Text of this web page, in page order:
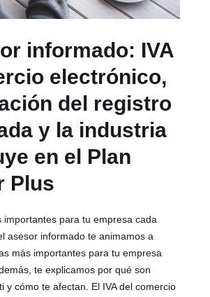
informado: IVA
electrónico,
del registro
y la industria
en el Plan
Plus
importantes para tu empresa cada
asesor informado te animamos a
más importantes para tu empresa
te explicamos por qué son
y cómo te afectan. El IVA del comercio